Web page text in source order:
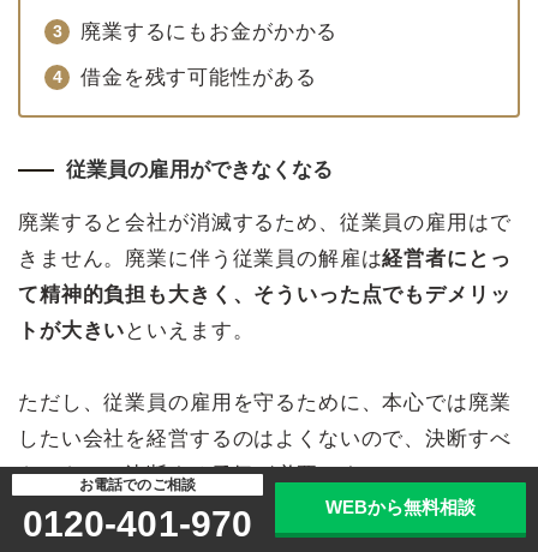
廃業するにもお金がかかる
借金を残す可能性がある
従業員の雇用ができなくなる
廃業すると会社が消滅するため、従業員の雇用はで
きません。廃業に伴う従業員の解雇は経営者にとっ
て精神的負担も大きく、そういった点でもデメリッ
トが大きい といえます。
ただし、従業員の雇用を守るために、本心では廃業
したい会社を経営するのはよくないので、決断すべ
きときには決断する勇気が必要です。
取引先・顧客に迷惑をかける
お電話でのご相談
0120-401-970 WEBから無料相談